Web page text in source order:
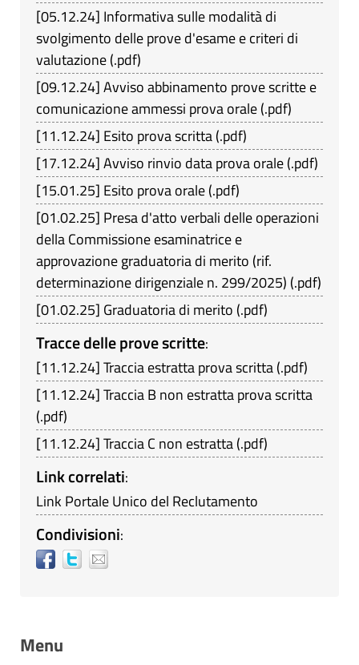
[05.12.24] Informativa sulle modalità di
svolgimento delle prove d'esame e criteri di
valutazione(.pdf)
[09.12.24]Avviso abbinamento prove scritte e
comunicazione ammessi prova orale(.pdf)
[11.12.24] Esito prova scritta(.pdf)
[17.12.24]Avviso rinvio data prova orale(.pdf)
[15.01.25] Esito prova orale(.pdf)
[01.02.25] Presa d'atto verbali delle operazioni
della Commissione esaminatrice e
approvazione graduatoria di merito (rif.
determinazione dirigenziale n. 299/2025) (.pdf)
[01.02.25] Graduatoria di merito (.pdf)
Tracce delle prove scritte:
[11.12.24]Traccia estratta prova scritta(.pdf)
[11.12.24]Traccia B non estratta prova scritta
(.pdf)
[11.12.24]Traccia C non estratta(.pdf)
Link correlati:
Link Portale Unico del Reclutamento
Condivisioni:
Menu